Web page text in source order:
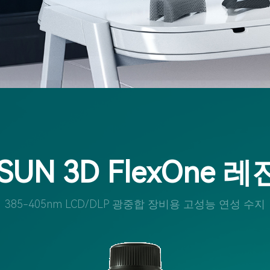
3D FlexOne 레
385-405nm LCD/DLP 광중합 장비용 고성능 연성 수지